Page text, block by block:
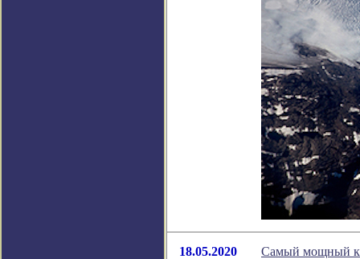
18.05.2020
Самый мощный